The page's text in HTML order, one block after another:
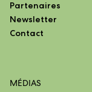
Partenaires
Newsletter
Contact
MÉDIAS